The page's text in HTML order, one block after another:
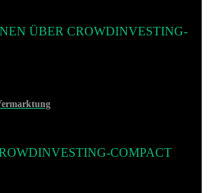
ÜBER CROWDINVESTING-
COMPACT